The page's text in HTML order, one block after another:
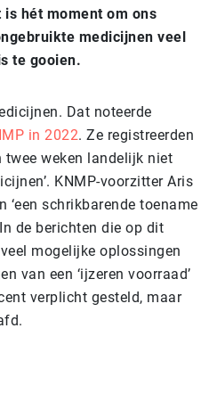
hét moment om ons
medicijnen veel
te gooien.
Dat noteerde
in 2022. Ze registreerden
twee weken landelijk niet
KNMP-voorzitter Aris
‘een schrikbarende toename
de berichten die op dit
mogelijke oplossingen
van een ‘ijzeren voorraad’
verplicht gesteld, maar